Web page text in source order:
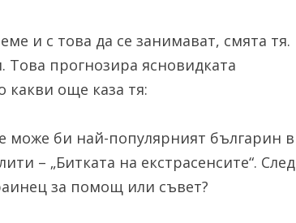
и с това да се занимават, смята тя.
прогнозира ясновидката
какви още каза тя:
може би най-популярният българин в
– „Битката на екстрасенсите“. След
за помощ или съвет?